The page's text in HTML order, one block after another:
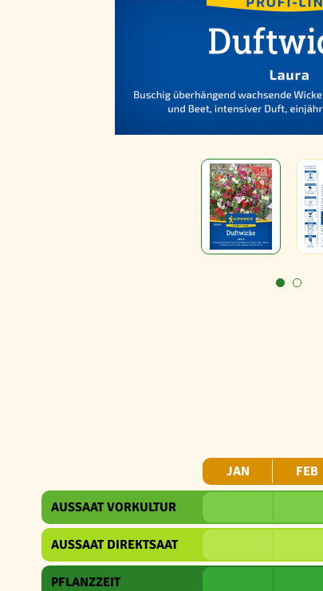
JAN FEB
AUSSAAT VORKULTUR
AUSSAAT DIREKTSAAT
PFLANZZEIT